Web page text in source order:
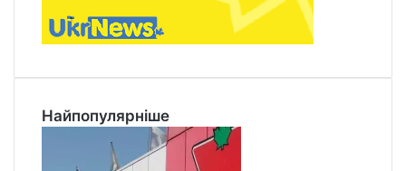
Найпопулярніше